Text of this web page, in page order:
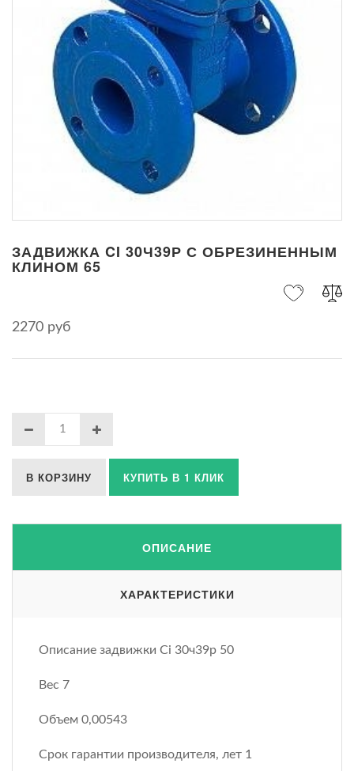
ЗАДВИЖКА CI 30Ч39Р С ОБРЕЗИНЕННЫМ
КЛИНОМ 65
2270 руб
В КОРЗИНУ КУПИТЬ В 1 КЛИК
ОПИСАНИЕ
ХАРАКТЕРИСТИКИ
Описание задвижки Ci 30ч39р 50
Вес 7
Объем 0,00543
Срок гарантии производителя, лет 1